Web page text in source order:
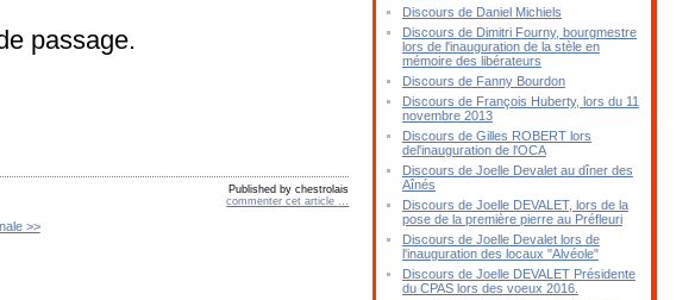
passage.
Published by chestrolais
commenter cet article
>>
Discours de Daniel Michiels
Discours de Dimitri Fourny, bourgmestre
lors de l'inauguration de la stèle en
mémoire des libérateurs
Discours de Fanny Bourdon
Discours de François Huberty, lors du 11
novembre 2013
Discours de Gilles ROBERT lors
del'inauguration de l'OCA
Discours de Joelle Devalet au dîner des
Aînés
Discours de Joelle DEVALET, lors de la
pose de la première pierre au Préfleuri
Discours de Joelle Devalet lors de
l'inauguration des locaux "Alvéole"
Discours de Joelle DEVALET Présidente
du CPAS lors des voeux 2016.